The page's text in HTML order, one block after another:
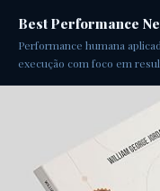
Best Performance
Performance humana
execução com foco em